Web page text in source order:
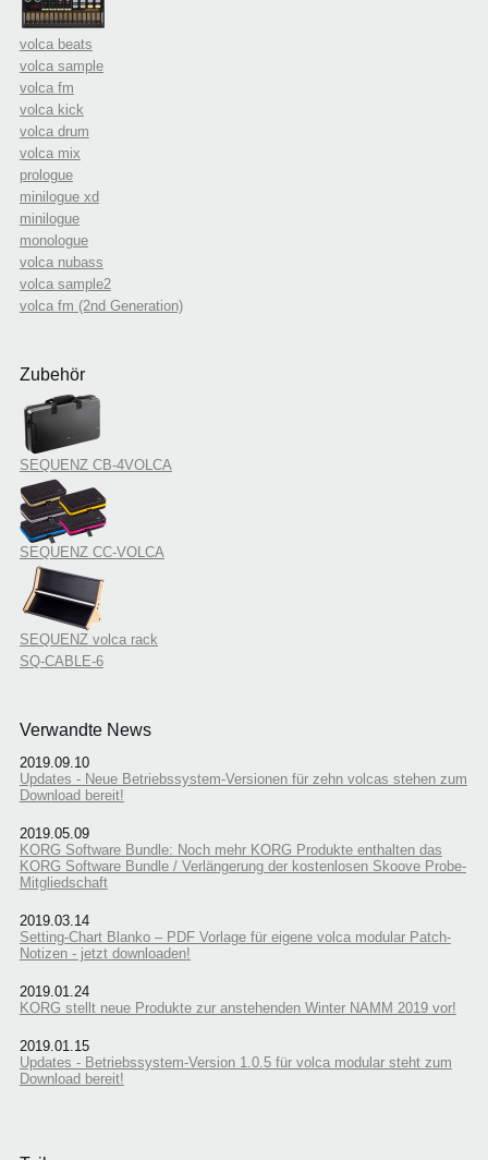
volca beats
volca sample
volca fm
volca kick
volca drum
volca mix
prologue
minilogue xd
minilogue
monologue
volca nubass
volca sample2
volca fm (2nd Generation)
Zubehör
SEQUENZ CB-4VOLCA
SEQUENZ CC-VOLCA
SEQUENZ volca rack
SQ-CABLE-6
Verwandte News
2019.09.10
Updates - Neue Betriebssystem-Versionen für zehn volcas stehen zum
Download bereit!
2019.05.09
KORG Software Bundle: Noch mehr KORG Produkte enthalten das
KORG Software Bundle / Verlängerung der kostenlosen Skoove Probe-
Mitgliedschaft
2019.03.14
Setting-Chart Blanko – PDF Vorlage für eigene volca modular Patch-
Notizen - jetzt downloaden!
2019.01.24
KORG stellt neue Produkte zur anstehenden Winter NAMM 2019 vor!
2019.01.15
Updates - Betriebssystem-Version 1.0.5 für volca modular steht zum
Download bereit!